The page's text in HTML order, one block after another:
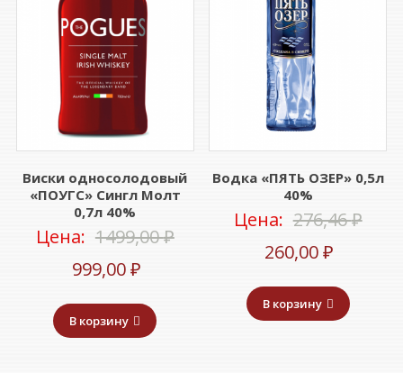
Виски односолодовый
«ПОУГС» Сингл Молт
0,7л 40%
Цена: 1499,00₽Первоначальная
составляла
999,00₽Текущая
цена:
999,00 ₽.
В корзину
Водка «ПЯТЬ ОЗЕР» 0,5л
40%
Цена: 276,46₽
260,00₽
цена:
260,00
В корзину